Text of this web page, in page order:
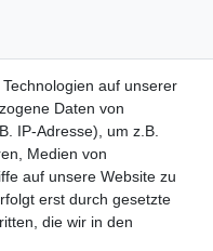
auf unserer
Daten von
IP-Adresse), um z.B.
Medien von
auf unsere Website zu
erst durch gesetzte
die wir in den